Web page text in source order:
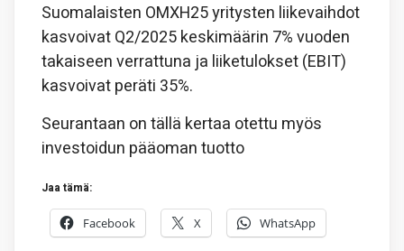
Suomalaisten OMXH25 yritysten liikevaihdot
kasvoivat Q2/2025 keskimäärin 7% vuoden
takaiseen verrattuna ja liiketulokset (EBIT)
kasvoivat peräti 35%.
Seurantaan on tällä kertaa otettu myös
investoidun pääoman tuotto
Jaa tämä:
Facebook X WhatsApp